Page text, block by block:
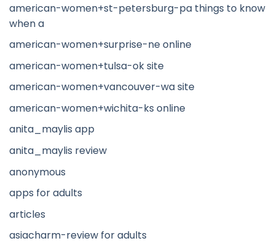
american-women+st-petersburg-pa things to know
when a
american-women+surprise-ne online
american-women+tulsa-ok site
american-women+vancouver-wa site
american-women+wichita-ks online
anita_maylis app
anita_maylis review
anonymous
apps for adults
articles
asiacharm-review for adults